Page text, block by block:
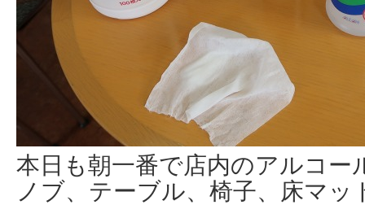
本日も朝一番で店内のアルコー
ノブ、テーブル、椅子、床マッ